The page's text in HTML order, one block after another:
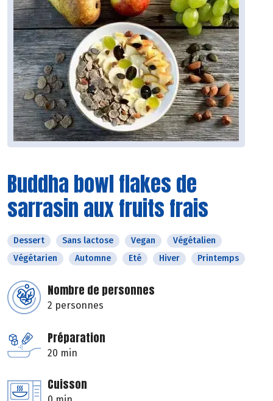
Buddha bowl flakes de
sarrasin aux fruits frais
Dessert Sans lactose Vegan
Végétalien
Végétarien
Automne Eté Hiver Printemps
Nombre de personnes
2 personnes
Préparation
20 min
Cuisson